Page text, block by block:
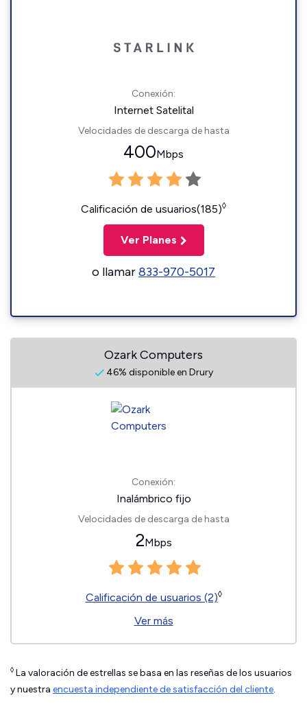
Conexión:
Internet Satelital
Velocidades de descarga de hasta
400Mbps
Calificación de usuarios(185)◊
Ver Planes
o llamar833-970-5017
Ozark Computers
46% disponible en Drury
Conexión:
Inalámbrico fijo
Velocidades de descarga de hasta
2Mbps
Calificación de usuarios (2)◊
Ver más
◊ La valoración de estrellas se basa en las reseñas de los usuarios
y nuestra encuesta independiente de satisfacción del cliente.